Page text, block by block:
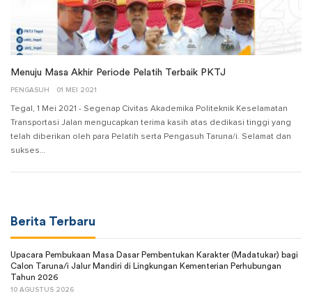
Menuju Masa Akhir Periode Pelatih Terbaik PKTJ
PENGASUH 01 MEI 2021
Tegal, 1 Mei 2021 - Segenap Civitas Akademika Politeknik Keselamatan
Transportasi Jalan mengucapkan terima kasih atas dedikasi tinggi yang
telah diberikan oleh para Pelatih serta Pengasuh Taruna/i. Selamat dan
sukses…
Berita Terbaru
Upacara Pembukaan Masa Dasar Pembentukan Karakter (Madatukar) bagi
Calon Taruna/i Jalur Mandiri di Lingkungan Kementerian Perhubungan
Tahun 2026
10 AGUSTUS 2026